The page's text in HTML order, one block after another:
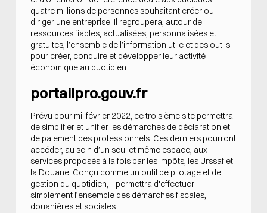
quatre millions de personnes souhaitant créer ou
diriger une entreprise. Il regroupera, autour de
ressources fiables, actualisées, personnalisées et
gratuites, l’ensemble de l’information utile et des outils
pour créer, conduire et développer leur activité
économique au quotidien.
portailpro.gouv.fr
Prévu pour mi-février 2022, ce troisième site permettra
de simplifier et unifier les démarches de déclaration et
de paiement des professionnels. Ces derniers pourront
accéder, au sein d’un seul et même espace, aux
services proposés à la fois par les impôts, les Urssaf et
la Douane. Conçu comme un outil de pilotage et de
gestion du quotidien, il permettra d'effectuer
simplement l’ensemble des démarches fiscales,
douanières et sociales.